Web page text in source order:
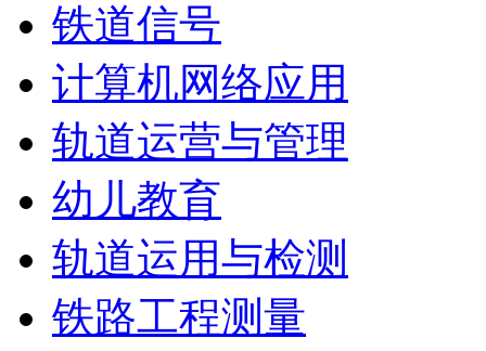
铁道信号
计算机网络应用
轨道运营与管理
幼儿教育
轨道运用与检测
铁路工程测量